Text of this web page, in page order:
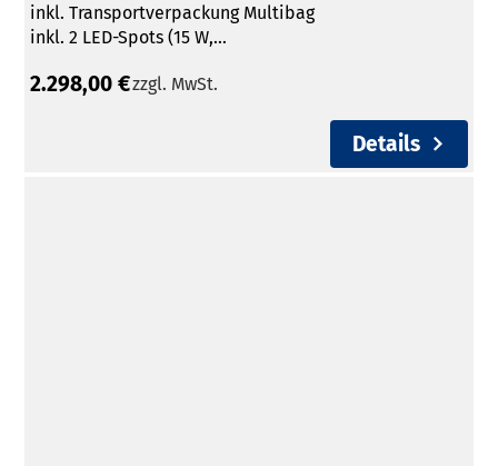
inkl. Transportverpackung Multibag
inkl. 2 LED-Spots (15 W,...
2.298,00 €zzgl. MwSt.
Details